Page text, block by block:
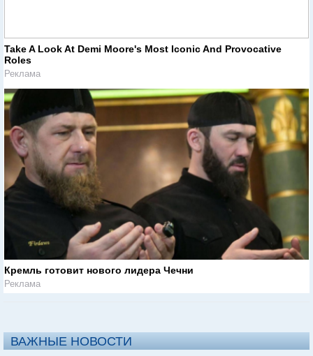
Take A Look At Demi Moore's Most Iconic And Provocative
Roles
Реклама
Кремль готовит нового лидера Чечни
Реклама
ВАЖНЫЕ НОВОСТИ